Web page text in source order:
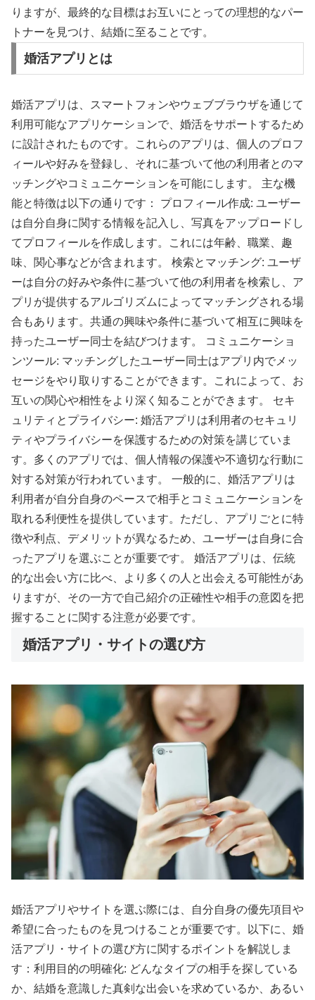
りますが、最終的な目標はお互いにとっての理想的なパー
トナーを見つけ、結婚に至ることです。
婚活アプリとは
婚活アプリは、スマートフォンやウェブブラウザを通じて
利用可能なアプリケーションで、婚活をサポートするため
に設計されたものです。これらのアプリは、個人のプロフ
ィールや好みを登録し、それに基づいて他の利用者とのマ
ッチングやコミュニケーションを可能にします。 主な機
能と特徴は以下の通りです： プロフィール作成: ユーザー
は自分自身に関する情報を記入し、写真をアップロードし
てプロフィールを作成します。これには年齢、職業、趣
味、関心事などが含まれます。 検索とマッチング: ユーザ
ーは自分の好みや条件に基づいて他の利用者を検索し、ア
プリが提供するアルゴリズムによってマッチングされる場
合もあります。共通の興味や条件に基づいて相互に興味を
持ったユーザー同士を結びつけます。 コミュニケーショ
ンツール: マッチングしたユーザー同士はアプリ内でメッ
セージをやり取りすることができます。これによって、お
互いの関心や相性をより深く知ることができます。 セキ
ュリティとプライバシー: 婚活アプリは利用者のセキュリ
ティやプライバシーを保護するための対策を講じていま
す。多くのアプリでは、個人情報の保護や不適切な行動に
対する対策が行われています。 一般的に、婚活アプリは
利用者が自分自身のペースで相手とコミュニケーションを
取れる利便性を提供しています。ただし、アプリごとに特
徴や利点、デメリットが異なるため、ユーザーは自身に合
ったアプリを選ぶことが重要です。 婚活アプリは、伝統
的な出会い方に比べ、より多くの人と出会える可能性があ
りますが、その一方で自己紹介の正確性や相手の意図を把
握することに関する注意が必要です。
婚活アプリ・サイトの選び方
婚活アプリやサイトを選ぶ際には、自分自身の優先項目や
希望に合ったものを見つけることが重要です。以下に、婚
活アプリ・サイトの選び方に関するポイントを解説しま
す：利用目的の明確化: どんなタイプの相手を探している
か、結婚を意識した真剣な出会いを求めているか、あるい